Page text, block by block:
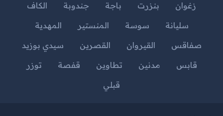
زغوان
بنزرت باجة جندوبة
الكاف
سليانة
سوسة المنستير
المهدية
صفاقس
القيروان القصرين
سيدي بوزيد
قابس
مدنين تطاوين قفصة
توزر
قبلي